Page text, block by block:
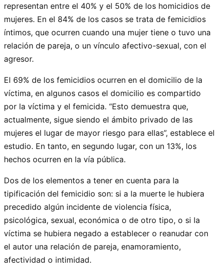
representan entre el 40% y el 50% de los homicidios de
mujeres. En el 84% de los casos se trata de femicidios
íntimos, que ocurren cuando una mujer tiene o tuvo una
relación de pareja, o un vínculo afectivo-sexual, con el
agresor.
El 69% de los femicidios ocurren en el domicilio de la
víctima, en algunos casos el domicilio es compartido
por la víctima y el femicida. “Esto demuestra que,
actualmente, sigue siendo el ámbito privado de las
mujeres el lugar de mayor riesgo para ellas”, establece el
estudio. En tanto, en segundo lugar, con un 13%, los
hechos ocurren en la vía pública.
Dos de los elementos a tener en cuenta para la
tipificación del femicidio son: si a la muerte le hubiera
precedido algún incidente de violencia física,
psicológica, sexual, económica o de otro tipo, o si la
víctima se hubiera negado a establecer o reanudar con
el autor una relación de pareja, enamoramiento,
afectividad o intimidad.